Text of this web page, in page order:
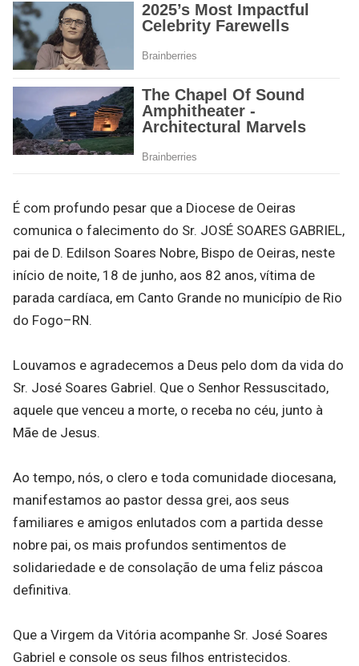
É com profundo pesar que a Diocese de Oeiras
comunica o falecimento do Sr. JOSÉ SOARES GABRIEL,
pai de D. Edilson Soares Nobre, Bispo de Oeiras, neste
início de noite, 18 de junho, aos 82 anos, vítima de
parada cardíaca, em Canto Grande no município de Rio
do Fogo–RN.
Louvamos e agradecemos a Deus pelo dom da vida do
Sr. José Soares Gabriel. Que o Senhor Ressuscitado,
aquele que venceu a morte, o receba no céu, junto à
Mãe de Jesus.
Ao tempo, nós, o clero e toda comunidade diocesana,
manifestamos ao pastor dessa grei, aos seus
familiares e amigos enlutados com a partida desse
nobre pai, os mais profundos sentimentos de
solidariedade e de consolação de uma feliz páscoa
definitiva.
Que a Virgem da Vitória acompanhe Sr. José Soares
Gabriel e console os seus filhos entristecidos.